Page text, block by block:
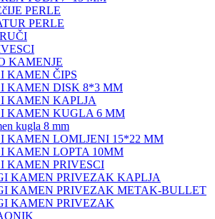
PERLE
PERLE
KAMENJE
KAMEN ČIPS
KAMEN DISK 8*3 MM
KAMEN KAPLJA
KAMEN KUGLA 6 MM
kugla 8 mm
KAMEN LOMLJENI 15*22 MM
KAMEN LOPTA 10MM
KAMEN PRIVESCI
KAMEN PRIVEZAK KAPLJA
KAMEN PRIVEZAK METAK-BULLET
KAMEN PRIVEZAK